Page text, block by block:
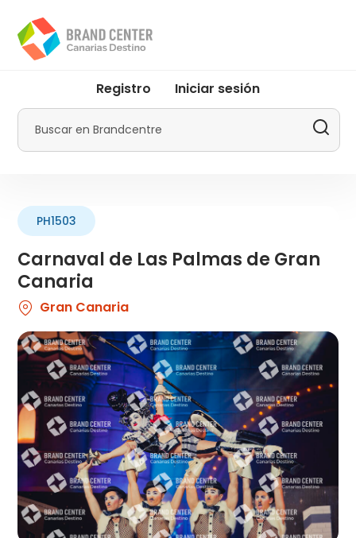
contenido
principal
menu
Promotur
Registro Iniciar sesión
Buscar
Carnaval de Las Palmas de Gran
Canaria
PH1503
Gran Canaria